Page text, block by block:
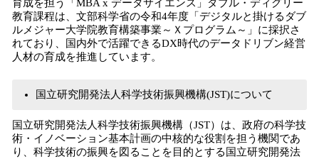
育成を担う「MBA x データサイエンス」ダブル・ディグリー
教育課程は、文部科学省の令和4年度「デジタルと掛けるダブ
ルメジャー大学院教育構築事業～Ｘプログラム～」に採択さ
れており、国内外で活躍できるDX時代のデータドリブン経営
人材の育成を推進しています。
国立研究開発法人科学技術振興機構(JST)について
国立研究開発法人科学技術振興機構（JST）は、政府の科学技
術・イノベーション基本計画の中核的な役割を担う機関であ
り、科学技術の振興を図ることを目的とする国立研究開発法